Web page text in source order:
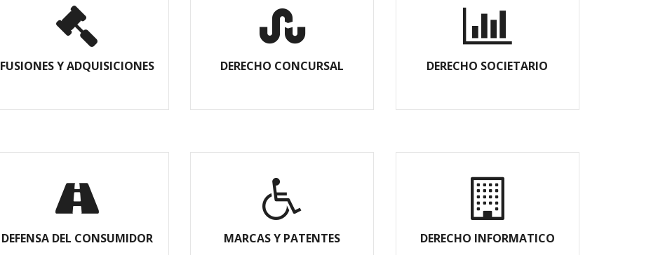
FUSIONES Y ADQUISICIONES DERECHO CONCURSAL DERECHO SOCIETARIO
DEFENSA DEL CONSUMIDOR MARCAS Y PATENTES DERECHO INFORMATICO